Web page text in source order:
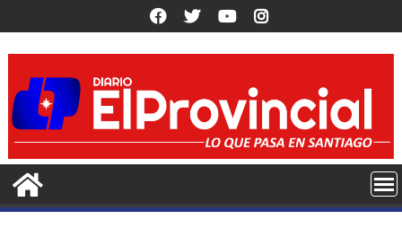
al
contenido